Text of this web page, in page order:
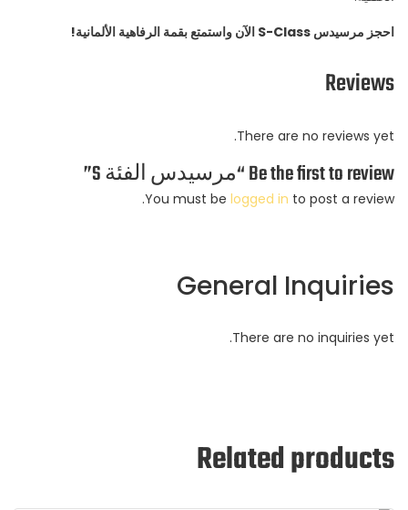
احجز مرسيدس S-Class الآن واستمتع بقمة الرفاهية الألمانية!
Reviews
There are no reviews yet.
Be the first to review “مرسيدس الفئة S”
You must be logged in to post a review.
General Inquiries
There are no inquiries yet.
Related products